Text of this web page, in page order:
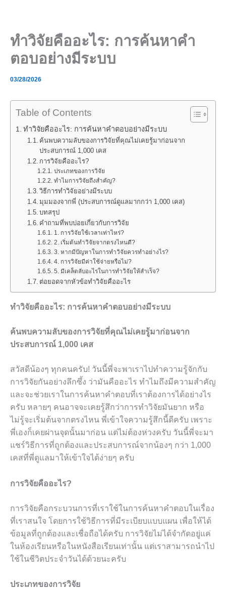
ทำวิจัยคืออะไร: การค้นหาคำ
ตอบอย่างมีระบบ
03/28/2026
Table of Contents
ทำวิจัยคืออะไร: การค้นหาคำตอบอย่างมีระบบ
ค้นพบความลับของการวิจัยที่คุณไม่เคยรู้มาก่อนจาก
ประสบการณ์ 1,000 เคส
การวิจัยคืออะไร?
ประเภทของการวิจัย
ทำไมการวิจัยถึงสำคัญ?
วิธีการทำวิจัยอย่างมีระบบ
มุมมองจากพี่ (ประสบการณ์ดูแลมากกว่า 1,000 เคส)
บทสรุป
คำถามที่พบบ่อยเกี่ยวกับการวิจัย
1. การวิจัยใช้เวลาเท่าไหร่?
2. เริ่มต้นทำวิจัยจากตรงไหนดี?
3. หากมีปัญหาในการทำวิจัยควรทำอย่างไร?
4. การวิจัยมีค่าใช้จ่ายหรือไม่?
5. มีเคล็ดลับอะไรในการทำวิจัยให้สำเร็จ?
ต่อยอดจากหัวข้อทำวิจัยคืออะไร
ทำวิจัยคืออะไร: การค้นหาคำตอบอย่างมีระบบ
ค้นพบความลับของการวิจัยที่คุณไม่เคยรู้มาก่อนจาก
ประสบการณ์ 1,000 เคส
สวัสดีน้องๆ ทุกคนครับ! วันนี้พี่จะพาเราไปทำความรู้จักกับ
การวิจัยกันอย่างลึกซึ้ง ว่ามันคืออะไร ทำไมถึงมีความสำคัญ
และจะช่วยเราในการค้นหาคำตอบที่เราต้องการได้อย่างไร
ครับ หลายๆ คนอาจจะเคยรู้สึกว่าการทำวิจัยมันยาก หรือ
ไม่รู้จะเริ่มต้นจากตรงไหน พี่เข้าใจความรู้สึกนี้ดีครับ เพราะ
พี่เองก็เคยผ่านจุดนั้นมาก่อน แต่ไม่ต้องห่วงครับ วันนี้พี่จะมา
แชร์วิธีการที่ถูกต้องและประสบการณ์จากน้องๆ กว่า 1,000
เคสที่พี่ดูแลมาให้เข้าใจได้ง่ายๆ ครับ
การวิจัยคืออะไร?
การวิจัยคือกระบวนการที่เราใช้ในการค้นหาคำตอบในเรื่อง
ที่เราสนใจ โดยการใช้วิธีการที่มีระเบียบแบบแผน เพื่อให้ได้
ข้อมูลที่ถูกต้องและเชื่อถือได้ครับ การวิจัยไม่ได้จำกัดอยู่แค่
ในห้องเรียนหรือในหนังสือเรียนเท่านั้น แต่เราสามารถนำไป
ใช้ในชีวิตประจำวันได้ด้วยนะครับ
ประเภทของการวิจัย